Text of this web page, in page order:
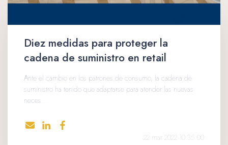
Diez medidas para proteger la
cadena de suministro en retail
Ante el cambio en los patrones de consumo, la cadena de
suministro ha tenido que adaptarse para atender las nuevas
neces...
22 mar 2022 10:35:00